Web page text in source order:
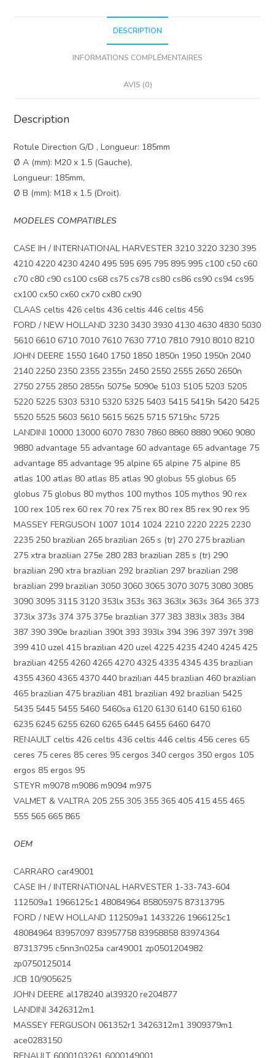
DESCRIPTION
INFORMATIONS COMPLÉMENTAIRES
AVIS (0)
Description
Rotule Direction G/D , Longueur: 185mm
Ø A (mm): M20 x 1.5 (Gauche),
Longueur: 185mm,
Ø B (mm): M18 x 1.5 (Droit).
MODELES COMPATIBLES
CASE IH / INTERNATIONAL HARVESTER 3210 3220 3230 395
4210 4220 4230 4240 495 595 695 795 895 995 c100 c50 c60
c70 c80 c90 cs100 cs68 cs75 cs78 cs80 cs86 cs90 cs94 cs95
cx100 cx50 cx60 cx70 cx80 cx90
CLAAS celtis 426 celtis 436 celtis 446 celtis 456
FORD / NEW HOLLAND 3230 3430 3930 4130 4630 4830 5030
5610 6610 6710 7010 7610 7630 7710 7810 7910 8010 8210
JOHN DEERE 1550 1640 1750 1850 1850n 1950 1950n 2040
2140 2250 2350 2355 2355n 2450 2550 2555 2650 2650n
2750 2755 2850 2855n 5075e 5090e 5103 5105 5203 5205
5220 5225 5303 5310 5320 5325 5403 5415 5415h 5420 5425
5520 5525 5603 5610 5615 5625 5715 5715hc 5725
LANDINI 10000 13000 6070 7830 7860 8860 8880 9060 9080
9880 advantage 55 advantage 60 advantage 65 advantage 75
advantage 85 advantage 95 alpine 65 alpine 75 alpine 85
atlas 100 atlas 80 atlas 85 atlas 90 globus 55 globus 65
globus 75 globus 80 mythos 100 mythos 105 mythos 90 rex
100 rex 105 rex 60 rex 70 rex 75 rex 80 rex 85 rex 90 rex 95
MASSEY FERGUSON 1007 1014 1024 2210 2220 2225 2230
2235 250 brazilian 265 brazilian 265 s (tr) 270 275 brazilian
275 xtra brazilian 275e 280 283 brazilian 285 s (tr) 290
brazilian 290 xtra brazilian 292 brazilian 297 brazilian 298
brazilian 299 brazilian 3050 3060 3065 3070 3075 3080 3085
3090 3095 3115 3120 353lx 353s 363 363lx 363s 364 365 373
373lx 373s 374 375 375e brazilian 377 383 383lx 383s 384
387 390 390e brazilian 390t 393 393lx 394 396 397 397t 398
399 410 uzel 415 brazilian 420 uzel 4225 4235 4240 4245 425
brazilian 4255 4260 4265 4270 4325 4335 4345 435 brazilian
4355 4360 4365 4370 440 brazilian 445 brazilian 460 brazilian
465 brazilian 475 brazilian 481 brazilian 492 brazilian 5425
5435 5445 5455 5460 5460sa 6120 6130 6140 6150 6160
6235 6245 6255 6260 6265 6445 6455 6460 6470
RENAULT celtis 426 celtis 436 celtis 446 celtis 456 ceres 65
ceres 75 ceres 85 ceres 95 cergos 340 cergos 350 ergos 105
ergos 85 ergos 95
STEYR m9078 m9086 m9094 m975
VALMET & VALTRA 205 255 305 355 365 405 415 455 465
555 565 665 865
OEM
CARRARO car49001
CASE IH / INTERNATIONAL HARVESTER 1-33-743-604
112509a1 1966125c1 48084964 85805975 87313795
FORD / NEW HOLLAND 112509a1 1433226 1966125c1
48084964 83957097 83957758 83958858 83974364
87313795 c5nn3n025a car49001 zp0501204982
zp0750125014
JCB 10/905625
JOHN DEERE al178240 al39320 re204877
LANDINI 3426312m1
MASSEY FERGUSON 061352r1 3426312m1 3909379m1
ace0283150